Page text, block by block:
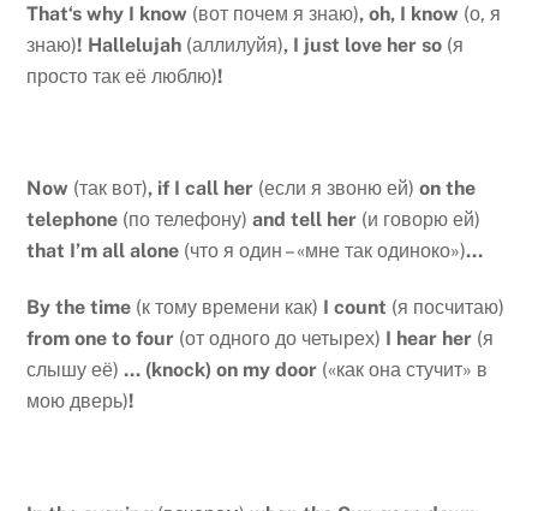
That‘s why I know (вот почем я знаю),oh, I know (о, я
знаю)! Hallelujah (аллилуйя), I just love her so (я
просто так её люблю)!
Now (так вот), if I call her (если я звоню ей) on the
telephone (по телефону) and tell her (и говорю ей)
that I’m all alone (что я один – «мне так одиноко»)…
By the time (к тому времени как) I count (я посчитаю)
from one to four (от одного до четырех) I hear her (я
слышу её) … (knock)on my door («как она стучит» в
мою дверь)!